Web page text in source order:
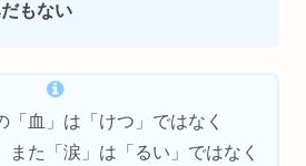
もない
「血」は「けつ」ではなく
また「涙」は「るい」ではなく